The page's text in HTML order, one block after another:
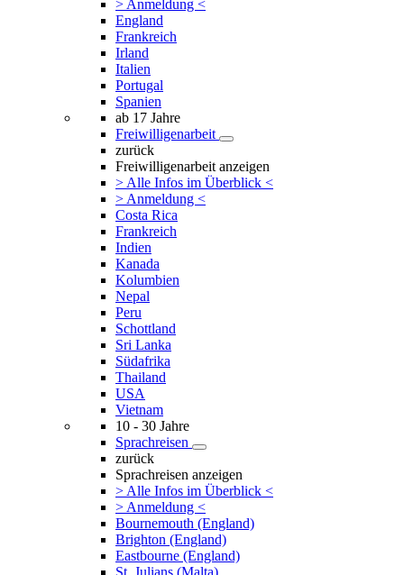
> Anmeldung <
England
Frankreich
Irland
Italien
Portugal
Spanien
ab 17 Jahre
Freiwilligenarbeit
zurück
Freiwilligenarbeit anzeigen
> Alle Infos im Überblick <
> Anmeldung <
Costa Rica
Frankreich
Indien
Kanada
Kolumbien
Nepal
Peru
Schottland
Sri Lanka
Südafrika
Thailand
USA
Vietnam
10 - 30 Jahre
Sprachreisen
zurück
Sprachreisen anzeigen
> Alle Infos im Überblick <
> Anmeldung <
Bournemouth (England)
Brighton (England)
Eastbourne (England)
St. Julians (Malta)